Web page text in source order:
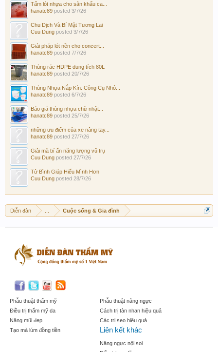
Tấm lót nhựa cho sân khấu ca...
hanatc89 posted 3/7/26
Chu Dịch Và Bí Mật Tương Lai
Cuu Dung posted 3/7/26
Giải pháp lót nền cho concert...
hanatc89 posted 7/7/26
Thùng rác HDPE dung tích 80L
hanatc89 posted 20/7/26
Thùng Nhựa Nắp Kín: Công Cụ Nhỏ...
hanatc89 posted 6/7/26
Báo giá thùng nhựa chữ nhật...
hanatc89 posted 25/7/26
những ưu điểm của xe nâng tay...
hanatc89 posted 27/7/26
Giải mã bí ẩn năng lượng vũ trụ
Cuu Dung posted 27/7/26
Tử Bình Giúp Hiểu Mình Hơn
Cuu Dung posted 28/7/26
Diễn đàn Cuộc sống & Gia đình
Phẫu thuật thẩm mỹ
Điều trị thẩm mỹ da
Nâng mũi đẹp
Tạo mà lúm đồng tiền
Phẫu thuật nâng ngực
Cách trị tàn nhan hiệu quả
Các trị sẹo hiệu quả
Liên kết khác
Nâng ngực nội soi